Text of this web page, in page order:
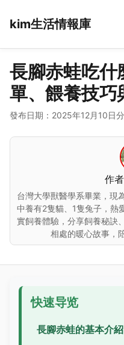
kim生活情報庫
長腳赤蛙吃什
單、餵養技巧
發布日期：2025年12月10日
作者
台灣大學獸醫學系畢業，現
中養有2隻貓、1隻兔子，熱
實飼養體驗，分享飼養秘訣
相處的暖心故事，
快速导览
長腳赤蛙的基本介紹